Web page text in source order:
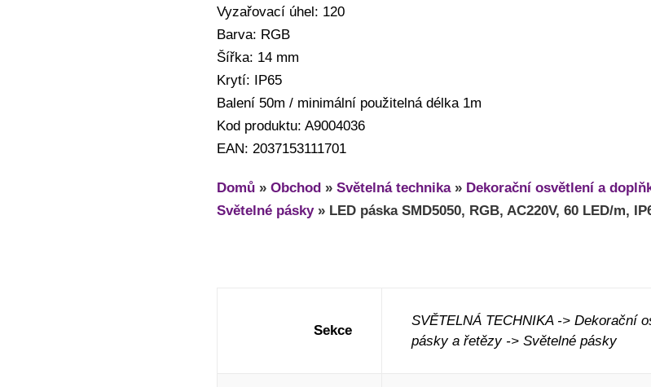
Vyzařovací úhel: 120
Barva: RGB
Šířka: 14 mm
Krytí: IP65
Balení 50m / minimální použitelná délka 1m
Kod produktu: A9004036
EAN: 2037153111701
Domů » Obchod » Světelná technika» Dekorační osvětlení a
Světelné pásky» LED páska SMD5050, RGB, AC220V, 60 LED/m,
Sekce
SVĚTELNÁ TECHNIKA -> Dekorační
pásky a řetězy -> Světelné pásky